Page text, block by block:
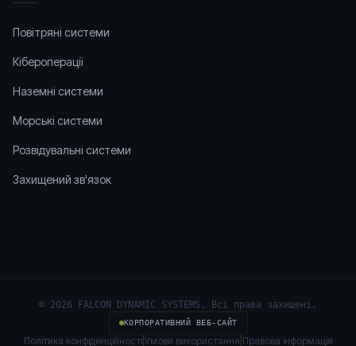
Повітряні системи
Кіберопераціï
Наземні системи
Морські системи
Розвідувальні системи
Захищений зв'язок
© 2026 FALCON DYNAMIC SYSTEMS. Всі права захищені.
КОРПОРАТИВНИЙ ВЕБ-САЙТ
Політика конфіденційності| Умови використання Правова інформація